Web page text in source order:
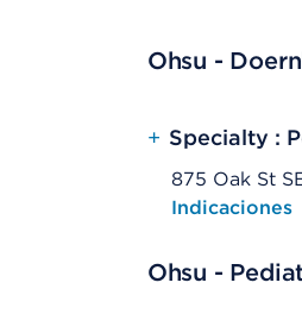
Ohsu -
+ Specialty :
875 Oak St
Opens native
Indicaciones
Ohsu -